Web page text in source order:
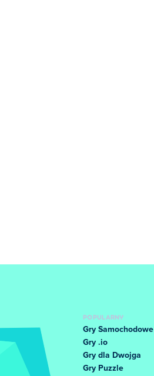
POPULARNY
Gry Samochodowe
Gry .io
Gry dla Dwojga
Gry Puzzle